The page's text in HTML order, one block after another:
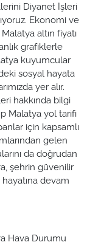
Diyanet İşleri
Ekonomi ve
altın fiyatı
grafiklerle
kuyumcular
sosyal hayata
yer alır.
hakkında bilgi
Malatya yol tarifi
için kapsamlı
gelen
da doğrudan
şehrin güvenilir
devam
Hava Durumu